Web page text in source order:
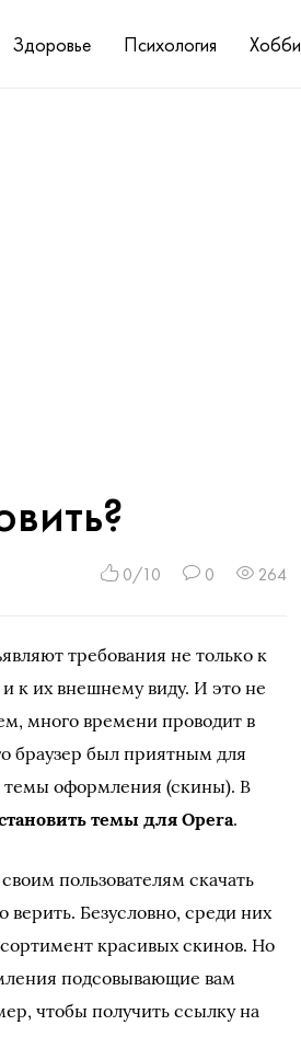
Здоровье Психология Хобби
0/10 0 264
требования не только к
к их внешнему виду. И это не
много времени проводит в
браузер был приятным для
темы оформления (скины). В
темы для Opera.
пользователям скачать
Безусловно, среди них
красивых скинов. Но
подсовывающие вам
чтобы получить ссылку на